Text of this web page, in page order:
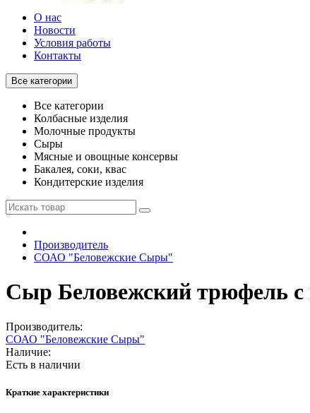
О нас
Новости
Условия работы
Контакты
Все категории
Все категории
Колбасные изделия
Молочные продукты
Сыры
Мясные и овощные консервы
Бакалея, соки, квас
Кондитерские изделия
Производитель
СОАО "Беловежские Сыры"
Сыр Беловежский трюфель с
Производитель:
СОАО "Беловежские Сыры"
Наличие:
Есть в наличии
Краткие характеристики